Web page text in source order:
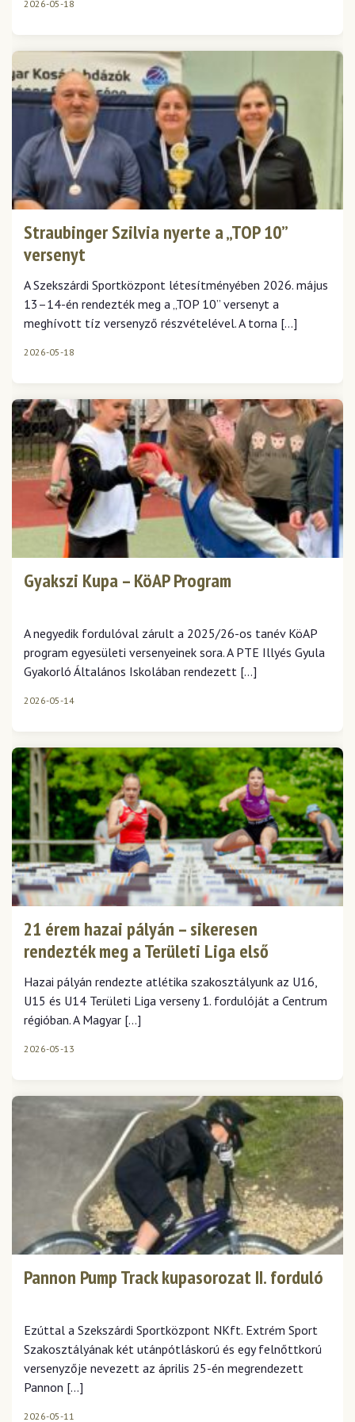
2026-05-18
Straubinger Szilvia nyerte a „TOP 10”
versenyt
A Szekszárdi Sportközpont létesítményében 2026. május
13–14-én rendezték meg a „TOP 10” versenyt a
meghívott tíz versenyző részvételével. A torna […]
2026-05-18
Gyakszi Kupa – KöAP Program
A negyedik fordulóval zárult a 2025/26-os tanév KöAP
program egyesületi versenyeinek sora. A PTE Illyés Gyula
Gyakorló Általános Iskolában rendezett […]
2026-05-14
21 érem hazai pályán – sikeresen
rendezték meg a Területi Liga első
fordulóját Szekszárdon
Hazai pályán rendezte atlétika szakosztályunk az U16,
U15 és U14 Területi Liga verseny 1. fordulóját a Centrum
régióban. A Magyar […]
2026-05-13
Pannon Pump Track kupasorozat II. forduló
Ezúttal a Szekszárdi Sportközpont NKft. Extrém Sport
Szakosztályának két utánpótláskorú és egy felnőttkorú
versenyzője nevezett az április 25-én megrendezett
Pannon […]
2026-05-11